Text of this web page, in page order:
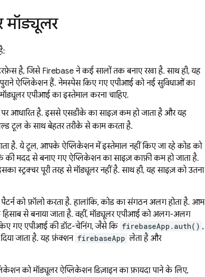
है, जिसे Firebase ने कई सालों तक बनाए रखा है. साथ ही, यह
ऐप्लिकेशन हैं. नेमस्पेस किए गए एपीआई को नई सुविधाओं का
एपीआई का इस्तेमाल करना चाहिए.
पर आधारित है. इससे एसडीके का साइज़ कम हो जाता है और यह
टूल के साथ बेहतर तरीके से काम करता है.
है. ये टूल, आपके ऐप्लिकेशन में इस्तेमाल नहीं किए जा रहे कोड को
की मदद से बनाए गए ऐप्लिकेशन का साइज़ काफ़ी कम हो जाता है.
स्ट्रक्चर पूरी तरह से मॉड्यूलर नहीं है. साथ ही, यह साइज़ को उतना
को फ़ॉलो करता है. हालांकि, कोड का संगठन अलग होता है. आम
से बनाया जाता है. वहीं, मॉड्यूलर एपीआई को अलग-अलग
गए एपीआई की डॉट-चेनिंग, जैसे कि firebaseApp.auth() ,
जाता है. यह फ़ंक्शन firebaseApp लेता है और
को मॉड्यूलर ऐप्लिकेशन डिज़ाइन का फ़ायदा पाने के लिए,